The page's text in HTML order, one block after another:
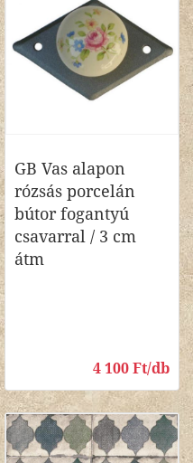
GB Vas alapon
rózsás porcelán
bútor fogantyú
csavarral / 3 cm
átm
4 100 Ft/db